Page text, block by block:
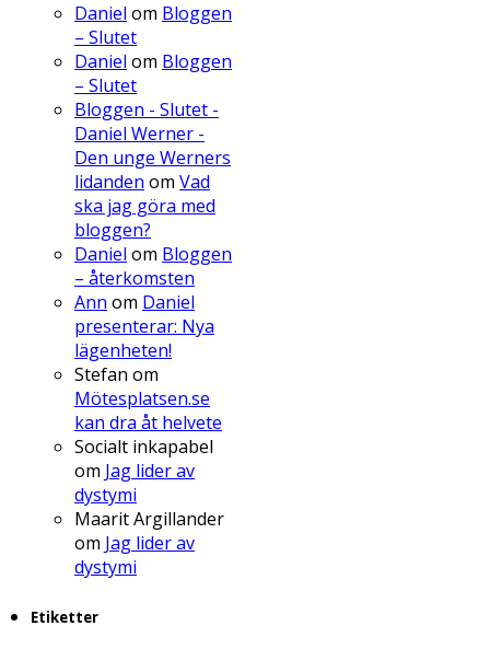
Daniel om Bloggen
– Slutet
Daniel om Bloggen
– Slutet
Bloggen - Slutet -
Daniel Werner -
Den unge Werners
lidanden om Vad
ska jag göra med
bloggen?
Daniel om Bloggen
– återkomsten
Ann om Daniel
presenterar: Nya
lägenheten!
Stefan om
Mötesplatsen.se
kan dra åt helvete
Socialt inkapabel
om Jag lider av
dystymi
Maarit Argillander
om Jag lider av
dystymi
Etiketter